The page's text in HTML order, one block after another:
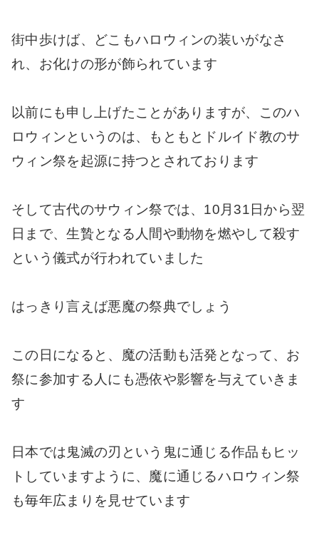
街中歩けば、どこもハロウィンの装いがなさ
れ、お化けの形が飾られています
以前にも申し上げたことがありますが、このハ
ロウィンというのは、もともとドルイド教のサ
ウィン祭を起源に持つとされております
そして古代のサウィン祭では、10月31日から翌
日まで、生贄となる人間や動物を燃やして殺す
という儀式が行われていました
はっきり言えば悪魔の祭典でしょう
この日になると、魔の活動も活発となって、お
祭に参加する人にも憑依や影響を与えていきま
す
日本では鬼滅の刃という鬼に通じる作品もヒッ
トしていますように、魔に通じるハロウィン祭
も毎年広まりを見せています